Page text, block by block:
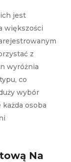
jest
większości
z
wyróżnia
co
wybór
osoba
Na